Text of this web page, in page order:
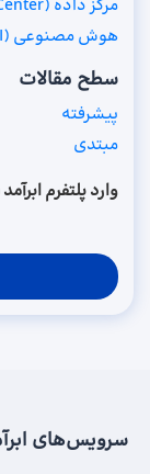
مرکز داده (Data Center)
هوش مصنوعی (AI)
سطح مقالات
پیشرفته
مبتدی
وارد پلتفرم
سرویس‌های